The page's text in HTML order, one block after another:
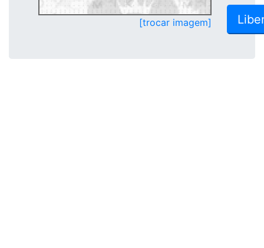
[trocar imagem]